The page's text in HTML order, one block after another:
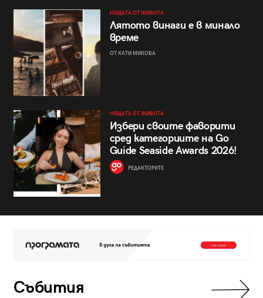
НЕЩАТА ОТ ЖИВОТА
Лятото винаги е в минало
време
ОТ КАТИ МИКОВА
НЕЩАТА ОТ ЖИВОТА
Избери своите фаворити
сред категориите на Go
Guide Seaside Awards 2026!
РЕДАКТОРИТЕ
Събития